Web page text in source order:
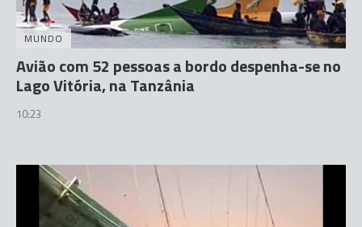
MUNDO
Avião com 52 pessoas a bordo despenha-se no
Lago Vitória, na Tanzânia
10:23